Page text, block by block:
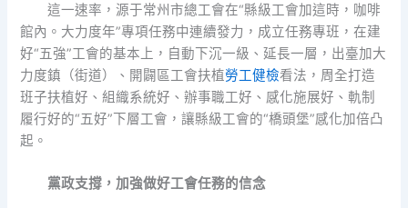
這一速率，源于常州市總工會在“縣級工會加這時，咖啡
館內。大力度年”專項任務中連續發力，成立任務專班，在建
好“五強”工會的基本上，自動下沉一級、延長一層，出臺加大
力度鎮（街道）、開闢區工會扶植勞工健檢看法，周全打造
班子扶植好、組織系統好、辦事職工好、感化施展好、軌制
履行好的“五好”下層工會，讓縣級工會的“橋頭堡”感化加倍凸
起。
黨政支撐，加強做好工會任務的信念